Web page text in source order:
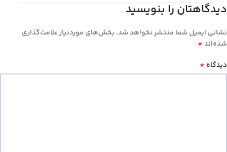
دیدگاهتان را بنویسید
نشانی ایمیل شما منتشر نخواهد شد. بخش‌های موردنیاز علامت‌گذاری
شده‌اند*
دیدگاه *